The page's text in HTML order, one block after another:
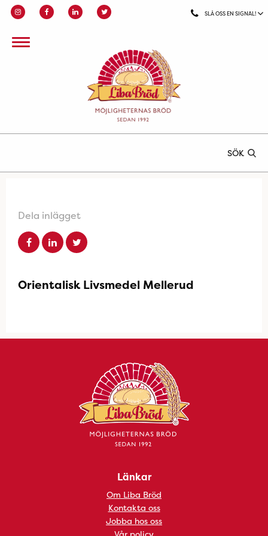
SLÅ OSS EN SIGNAL!
SÖK
Dela inlägget
Orientalisk Livsmedel Mellerud
Länkar
Om Liba Bröd
Kontakta oss
Jobba hos oss